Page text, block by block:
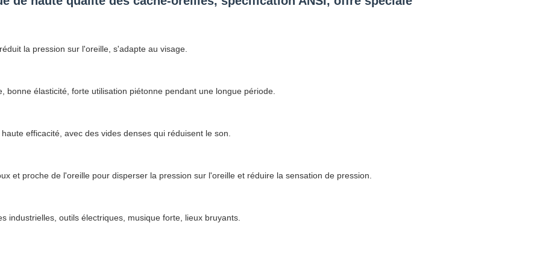
la pression sur l'oreille, s'adapte au visage.
élasticité, forte utilisation piétonne pendant une longue période.
efficacité, avec des vides denses qui réduisent le son.
et proche de l'oreille pour disperser la pression sur l'oreille et réduire la sensation de pression.
industrielles, outils électriques, musique forte, lieux bruyants.